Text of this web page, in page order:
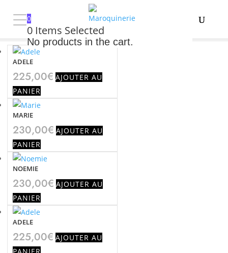
NOUVELLE
COLLECTION
FEMME
HOMME
PHILIPPE
SERRES

Mon
compte
0
0 Items Selected
No products in the cart.
ADELE
225,00€ AJOUTER AU
PANIER
MARIE
230,00€ AJOUTER AU
PANIER
NOEMIE
230,00€ AJOUTER AU
PANIER
ADELE
225,00€ AJOUTER AU